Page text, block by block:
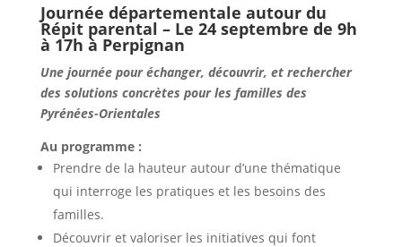
Journée départementale autour du
Répit parental – Le 24 septembre de 9h
à 17h à Perpignan
Une journée pour échanger, découvrir, et rechercher
des solutions concrètes pour les familles des
Pyrénées-Orientales
Au programme :
Prendre de la hauteur autour d’une thématique
qui interroge les pratiques et les besoins des
familles.
Découvrir et valoriser les initiatives qui font